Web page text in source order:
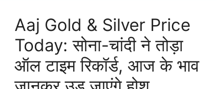
Aaj Gold & Silver Price
Today: सोना-चांदी ने तोड़ा
ऑल टाइम रिकॉर्ड, आज के भाव